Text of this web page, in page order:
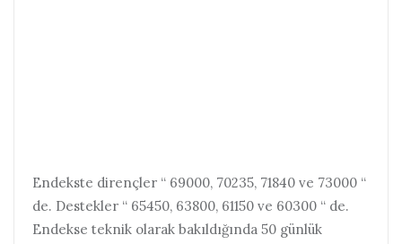
Endekste dirençler “ 69000, 70235, 71840 ve 73000 “
de. Destekler “ 65450, 63800, 61150 ve 60300 “ de.
Endekse teknik olarak bakıldığında 50 günlük